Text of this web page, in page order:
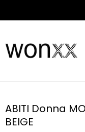
UOMO
CARD
BRAND
ABITI Donna
BEIGE